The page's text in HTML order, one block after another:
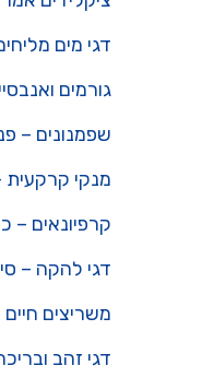
דגי מים
גורמים
שפמנונים –
מנקי קרקעית
קרפיונאים –
דגי להקה –
משריצים חיים
דגי זהב